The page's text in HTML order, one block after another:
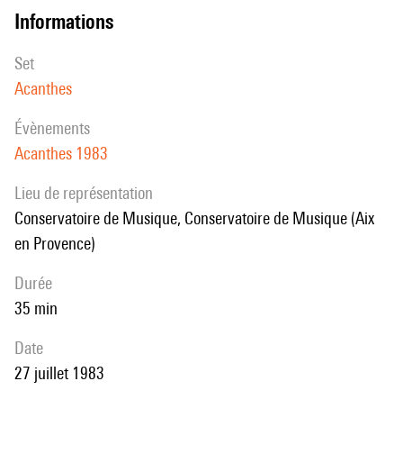
informations
set
Acanthes
évènements
Acanthes 1983
Lieu de représentation
Conservatoire de Musique, Conservatoire de Musique (Aix
en Provence)
durée
35 min
date
27 juillet 1983